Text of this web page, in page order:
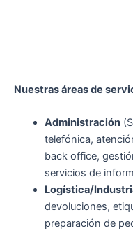
Nuestras áreas de
Administración
telefónica,
back office,
servicios de
Logística/
devoluciones,
preparación de